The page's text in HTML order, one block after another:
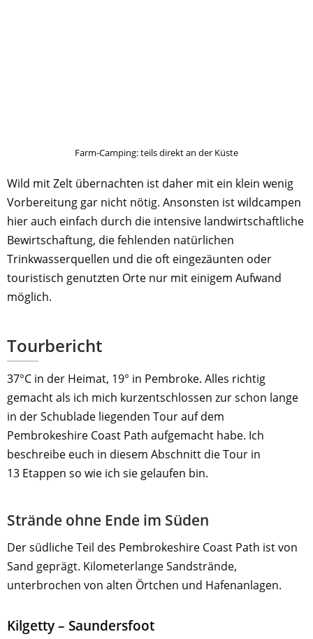
Farm-Camping: teils direkt an der Küste
Wild mit Zelt übernachten ist daher mit ein klein wenig
Vorbereitung gar nicht nötig. Ansonsten ist wildcampen
hier auch einfach durch die intensive landwirtschaftliche
Bewirtschaftung, die fehlenden natürlichen
Trinkwasserquellen und die oft eingezäunten oder
touristisch genutzten Orte nur mit einigem Aufwand
möglich.
Tourbericht
37°C in der Heimat, 19° in Pembroke. Alles richtig
gemacht als ich mich kurzentschlossen zur schon lange
in der Schublade liegenden Tour auf dem
Pembrokeshire Coast Path aufgemacht habe. Ich
beschreibe euch in diesem Abschnitt die Tour in
13 Etappen so wie ich sie gelaufen bin.
Strände ohne Ende im Süden
Der südliche Teil des Pembrokeshire Coast Path ist von
Sand geprägt. Kilometerlange Sandstrände,
unterbrochen von alten Örtchen und Hafenanlagen.
Kilgetty – Saundersfoot